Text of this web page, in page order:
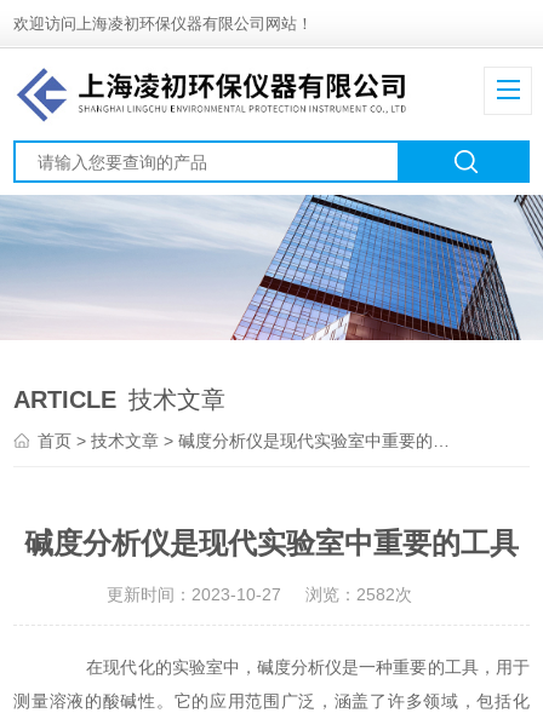
欢迎访问上海凌初环保仪器有限公司网站！
ARTICLE 技术文章
首页 >技术文章 > 碱度分析仪是现代实验室中重要的工具
碱度分析仪是现代实验室中重要的工具
更新时间：2023-10-27 浏览：2582次
在现代化的实验室中，碱度分析仪是一种重要的工具，用于
测量溶液的酸碱性。它的应用范围广泛，涵盖了许多领域，包括化